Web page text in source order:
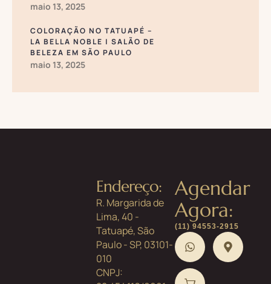
maio 13, 2025
COLORAÇÃO NO TATUAPÉ –
LA BELLA NOBLE | SALÃO DE
BELEZA EM SÃO PAULO
maio 13, 2025
Endereço:
R. Margarida de
Lima, 40 -
Tatuapé, São
Paulo - SP, 03101-
010
CNPJ:
Agendar
Agora:
(11) 94553-2915